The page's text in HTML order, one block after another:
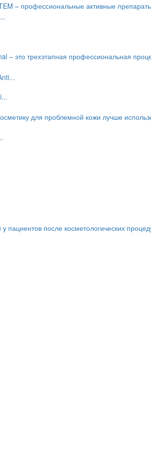
профессиональные активные препараты
– это трехэтапная профессиональная
для проблемной кожи лучше
пациентов после косметологических